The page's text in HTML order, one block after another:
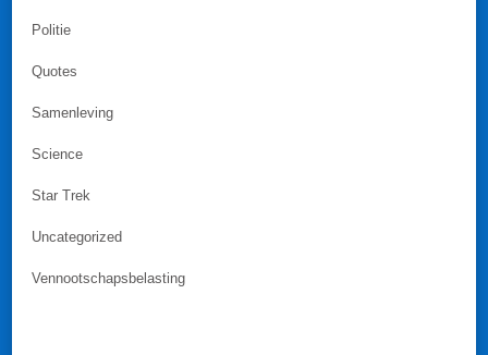
Politie
Quotes
Samenleving
Science
Star Trek
Uncategorized
Vennootschapsbelasting